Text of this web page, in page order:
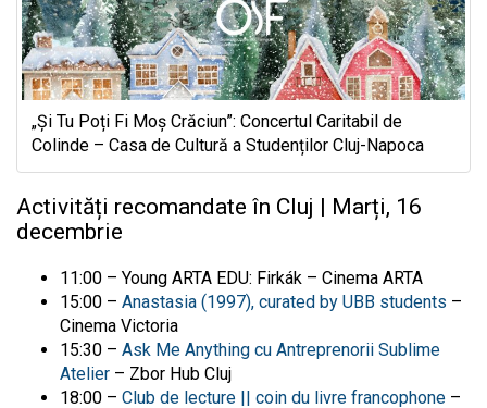
„Și Tu Poți Fi Moș Crăciun”: Concertul Caritabil de
Colinde – Casa de Cultură a Studenților Cluj-Napoca
Activități recomandate în Cluj | Marți, 16
decembrie
11:00 – Young ARTA EDU: Firkák – Cinema ARTA
15:00 – Anastasia (1997), curated by UBB students –
Cinema Victoria
15:30 – Ask Me Anything cu Antreprenorii Sublime
Atelier – Zbor Hub Cluj
18:00 – Club de lecture || coin du livre francophone –